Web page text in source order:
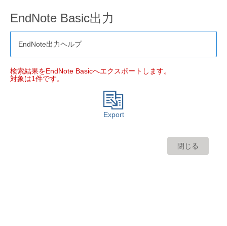
EndNote Basic出力
EndNote出力ヘルプ
検索結果をEndNote Basicへエクスポートします。
対象は1件です。
Export